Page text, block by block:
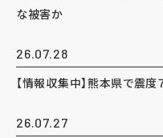
な被害か
26.07.28
【情報収集中】熊本県で震度
26.07.27